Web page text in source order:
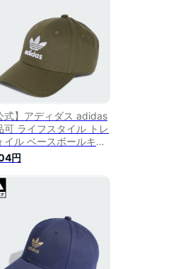
式】アディダス adidas
可 ライフスタイル トレ
イル ベースボールキャ
オリジナルス ユニセッ
アクセサリー 帽子 緑
ーン IX7571 p0127
円